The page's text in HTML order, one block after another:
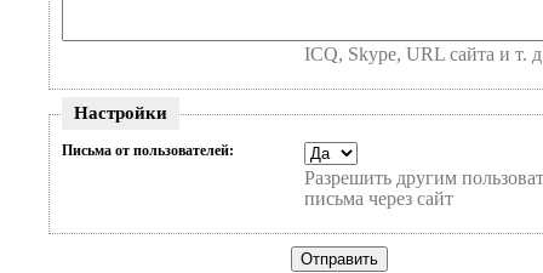
ICQ, Skype, URL сайта и т.
Настройки
Письма от пользователей:
Разрешить другим
письма через сайт